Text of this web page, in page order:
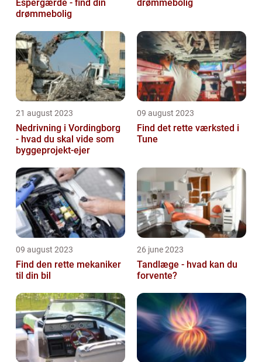
Espergærde - find din
drømmebolig
drømmebolig
21 august 2023
Nedrivning i Vordingborg
- hvad du skal vide som
byggeprojekt-ejer
09 august 2023
Find det rette værksted i
Tune
09 august 2023
Find den rette mekaniker
til din bil
26 june 2023
Tandlæge - hvad kan du
forvente?